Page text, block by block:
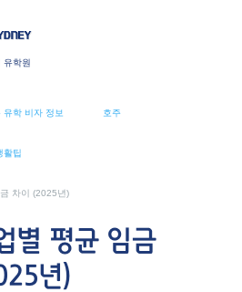
유학원
유학 비자 정보 호주
활팁
차이 (2025년)
별 평균 임금
년)